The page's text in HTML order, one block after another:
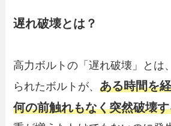
遅れ破壊とは？
高力ボルトの「遅れ破壊」とは
られたボルトが、ある時間を
何の前触れもなく突然破壊